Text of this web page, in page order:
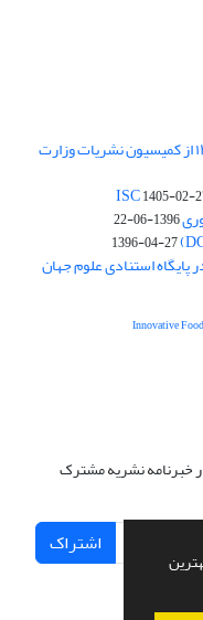
دریافت رتبه ارزیابی "بین المللی" در سال ۱۴۰۴ از کمیسیون نشریات وزارت
1405-02-
1396-06-22
1396-04-27
استنادی علوم جهان
خبرنامه نشریه مشترک
اشتراک